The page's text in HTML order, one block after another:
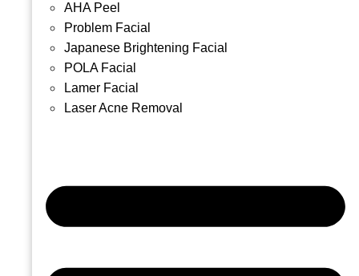
AHA Peel
Problem Facial
Japanese Brightening Facial
POLA Facial
Lamer Facial
Laser Acne Removal